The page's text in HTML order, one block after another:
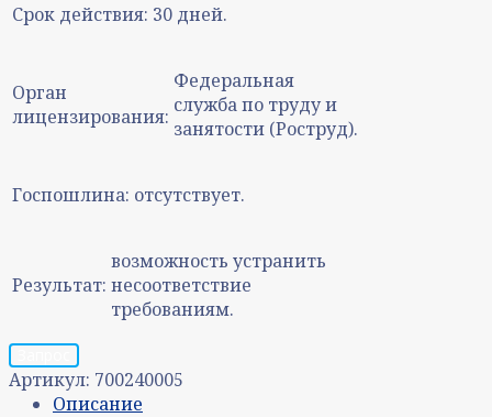
Срок действия: 30 дней.
Орган
лицензирования:
Федеральная
служба по труду и
занятости (Роструд).
Госпошлина: отсутствует.
Результат:
возможность устранить
несоответствие
требованиям.
Артикул: 700240005
Описание